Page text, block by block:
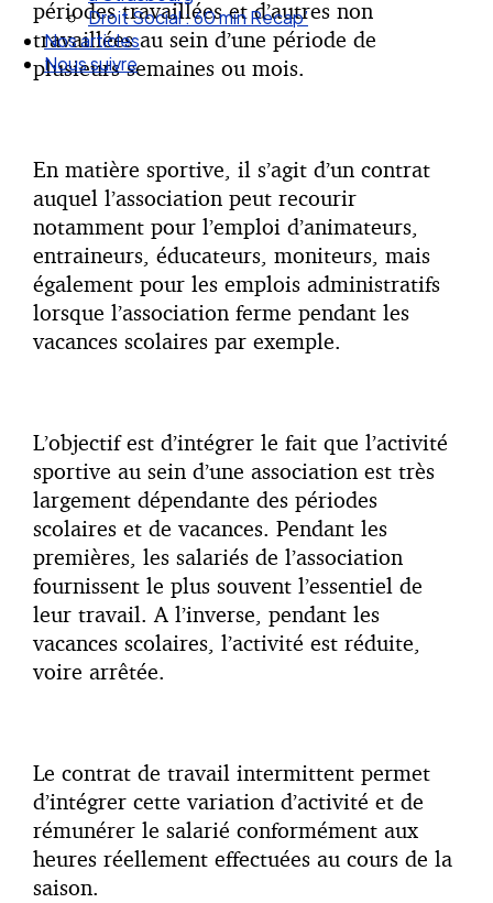
Droit Social : 60 min Recap’
Nos articles
Nous suivre
périodes travaillées et d’autres non
travaillées au sein d’une période de
plusieurs semaines ou mois.
En matière sportive, il s’agit d’un contrat
auquel l’association peut recourir
notamment pour l’emploi d’animateurs,
entraineurs, éducateurs, moniteurs, mais
également pour les emplois administratifs
lorsque l’association ferme pendant les
vacances scolaires par exemple.
L’objectif est d’intégrer le fait que l’activité
sportive au sein d’une association est très
largement dépendante des périodes
scolaires et de vacances. Pendant les
premières, les salariés de l’association
fournissent le plus souvent l’essentiel de
leur travail. A l’inverse, pendant les
vacances scolaires, l’activité est réduite,
voire arrêtée.
Le contrat de travail intermittent permet
d’intégrer cette variation d’activité et de
rémunérer le salarié conformément aux
heures réellement effectuées au cours de la
saison.